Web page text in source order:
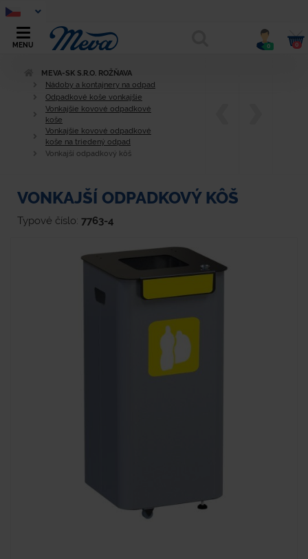
MENU 0 0
MEVA-SK S.R.O. ROŽŇAVA
Nádoby a kontajnery na odpad
Odpadkové koše vonkajšie
Vonkajšie kovové odpadkové
koše
Vonkajšie kovové odpadkové
koše na triedený odpad
Vonkajší odpadkový kôš
VONKAJŠÍ ODPADKOVÝ KÔŠ
Typové číslo: 7763-4